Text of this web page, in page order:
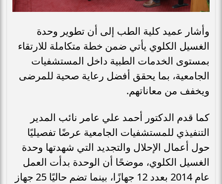
وأشار عميد كلية الطب إلى أن تطوير وحدة
الغسيل الكلوي يأتي ضمن خطة متكاملة للارتقاء
بمستوى الخدمات الطبية داخل المستشفيات
الجامعية، بما يحقق أفضل رعاية صحية للمرضى
ويخفف من معاناتهم.
كما قدم الدكتور أحمد علي عامر نائب المدير
التنفيذي للمستشفيات الجامعية عرضًا تفصيليًا
حول أعمال الإحلال والتجديد التي شهدتها وحدة
الغسيل الكلوي، موضحًا أن الوحدة بدأت العمل
عام 2014 بعدد 12 جهازًا، بينما تضم حاليًا 25 جهاز